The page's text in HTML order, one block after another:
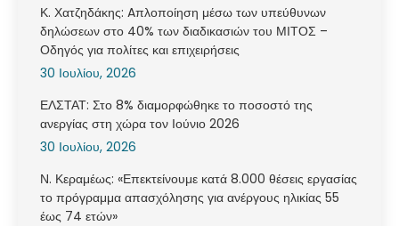
Κ. Χατζηδάκης: Aπλοποίηση μέσω των υπεύθυνων
δηλώσεων στο 40% των διαδικασιών του ΜΙΤΟΣ –
Οδηγός για πολίτες και επιχειρήσεις
30 Ιουλίου, 2026
ΕΛΣΤΑΤ: Στο 8% διαμορφώθηκε το ποσοστό της
ανεργίας στη χώρα τον Ιούνιο 2026
30 Ιουλίου, 2026
Ν. Κεραμέως: «Επεκτείνουμε κατά 8.000 θέσεις εργασίας
το πρόγραμμα απασχόλησης για ανέργους ηλικίας 55
έως 74 ετών»